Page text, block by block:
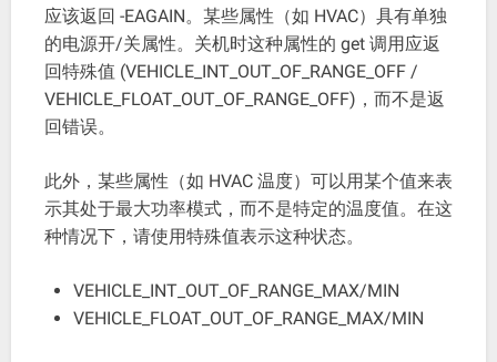
应该返回 -EAGAIN。某些属性（如 HVAC）具有单独
的电源开/关属性。关机时这种属性的 get 调用应返
回特殊值 (VEHICLE_INT_OUT_OF_RANGE_OFF /
VEHICLE_FLOAT_OUT_OF_RANGE_OFF)，而不是返
回错误。
此外，某些属性（如 HVAC 温度）可以用某个值来表
示其处于最大功率模式，而不是特定的温度值。在这
种情况下，请使用特殊值表示这种状态。
VEHICLE_INT_OUT_OF_RANGE_MAX/MIN
VEHICLE_FLOAT_OUT_OF_RANGE_MAX/MIN